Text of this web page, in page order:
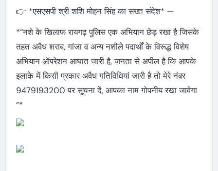
👉 *एसएसपी श्री शशि मोहन सिंह का सख्त संदेश* —
*“नशे के खिलाफ रायगढ़ पुलिस एक अभियान छेड़ रखा है जिसके
तहत अवैध शराब, गांजा व अन्य नशीले पदार्थों के विरूद्ध विशेष
अभियान ऑपरेशन आघात जारी है, जनता से अपील है कि आपके
इलाके में किसी प्रकार अवैध गतिविधियां जारी है तो मेरे नंबर
9479193200 पर सूचना दें, आपका नाम गोपनीय रखा जावेगा
”*